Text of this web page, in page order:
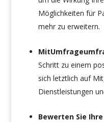
Möglichkeiten für
mehr zu erweitern.
Schritt zu einem
sich letztlich auf
Dienstleistungen
Bewerten Sie